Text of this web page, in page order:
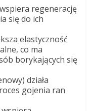
regenerację
się do ich
elastyczność
co ma
borykających się
działa
gojenia ran